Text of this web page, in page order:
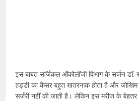
इस बाबत सर्जिकल ओंकोलॉजी विभाग के सर्जन डाॅ.
हड्डी का कैंसर बहुत खतरनाक होता है और
सर्जरी नहीं की जाती है। लेकिन इस मरीज के बेहतर